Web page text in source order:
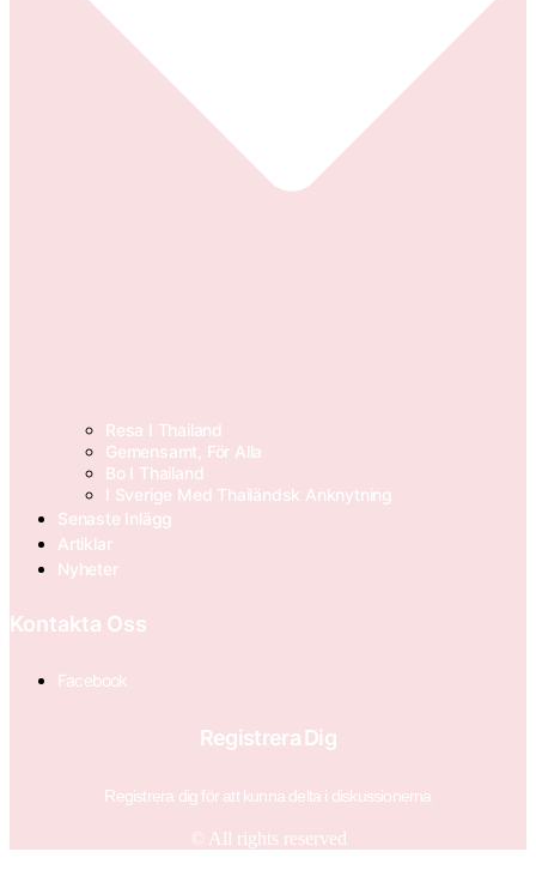
Resa I Thailand
Gemensamt, För Alla
Bo I Thailand
I Sverige Med Thailändsk Anknytning
Senaste Inlägg
Artiklar
Nyheter
Kontakta Oss
Facebook
Registrera Dig
Registrera dig för att kunna delta i diskussionerna
© All rights reserved